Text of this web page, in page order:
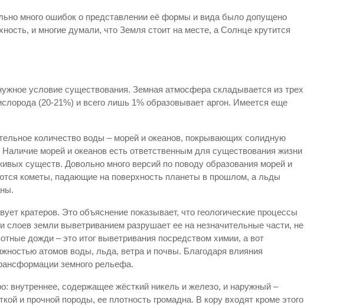
много ошибок о представлении её формы и вида было допущено
и многие думали, что Земля стоит на месте, а Солнце крутится
условие существования. Земная атмосфера складывается из трех
(20-21%) и всего лишь 1% образовывает аргон. Имеется еще
количество воды – морей и океанов, покрывающих солидную
морей и океанов есть ответственным для существования жизни
существ. Довольно много версий по поводу образования морей и
кометы, падающие на поверхность планеты в прошлом, а льды
кратеров. Это объяснение показывает, что геологические процессы
земли выветриванием разрушает ее на незначительные части, не
дожди – это итог выветривания посредством химии, а вот
атомов воды, льда, ветра и почвы. Благодаря влияния
земного рельефа.
внутреннее, содержащее жёсткий никель и железо, и наружный –
и прочной породы, ее плотность громадна. В кору входят кроме этого